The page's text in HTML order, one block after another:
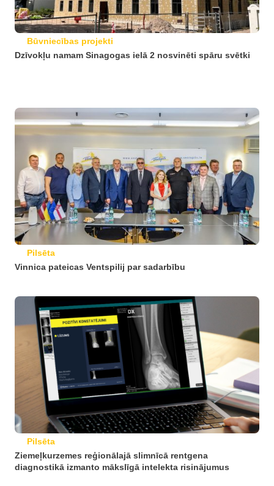
Būvniecības projekti
Dzīvokļu namam Sinagogas ielā 2 nosvinēti spāru svētki
Pilsēta
Vinnica pateicas Ventspilij par sadarbību
Pilsēta
Ziemeļkurzemes reģionālajā slimnīcā rentgena
diagnostikā izmanto mākslīgā intelekta risinājumus